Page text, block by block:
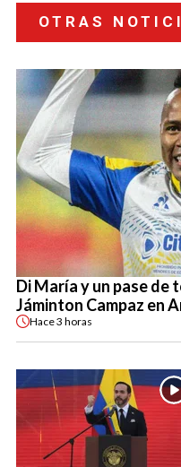
OTRAS
Di María y un pase de
Jáminton Campaz en
Hace3 horas